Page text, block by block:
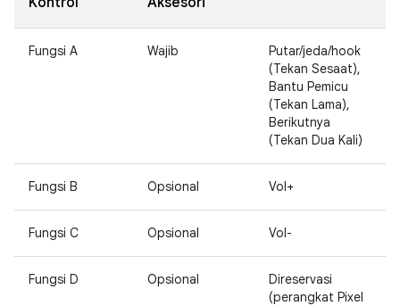
Fungsi A Wajib
Putar/jeda/hook
(Tekan Sesaat),
Bantu Pemicu
(Tekan Lama),
Berikutnya
(Tekan Dua Kali)
Fungsi B Opsional Vol+
Fungsi C Opsional Vol-
Fungsi D Opsional
Direservasi
(perangkat Pixel